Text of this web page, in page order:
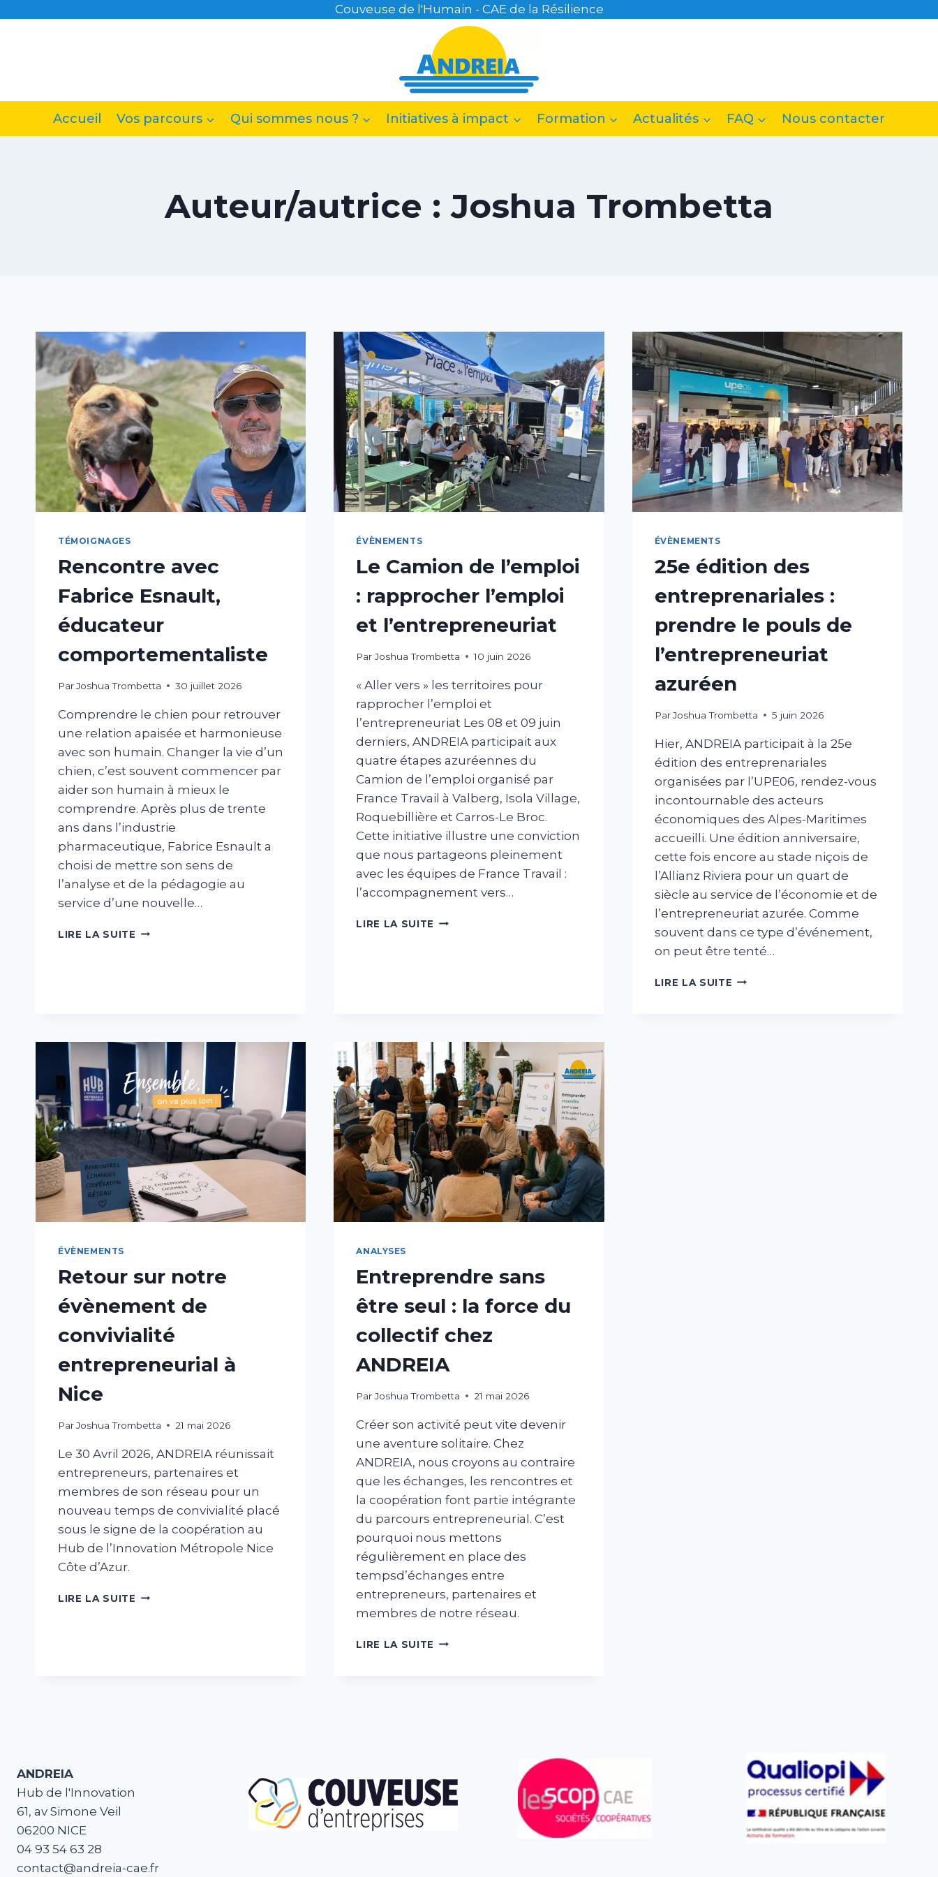
Couveuse de l'Humain - CAE de la Résilience
Accueil Vos parcours Qui sommes nous ? Initiatives à impact Formation Actualités FAQ Nous contacter
Auteur/autrice : Joshua Trombetta
TÉMOIGNAGES
Rencontre avec
Fabrice Esnault,
éducateur
comportementaliste
ParJoshua Trombetta 30 juillet 2026
Comprendre le chien pour retrouver
une relation apaisée et harmonieuse
avec son humain. Changer la vie d’un
chien, c’est souvent commencer par
aider son humain à mieux le
comprendre. Après plus de trente
ans dans l’industrie
pharmaceutique, Fabrice Esnault a
choisi de mettre son sens de
l’analyse et de la pédagogie au
service d’une nouvelle…
LIRE LA SUITE
ÉVÈNEMENTS
Le Camion de l’emploi
: rapprocher l’emploi
et l’entrepreneuriat
Par Joshua Trombetta 10 juin 2026
« Aller vers » les territoires pour
rapprocher l’emploi et
l’entrepreneuriat Les 08 et 09 juin
derniers, ANDREIA participait aux
quatre étapes azuréennes du
Camion de l’emploi organisé par
France Travail à Valberg, Isola Village,
Roquebillière et Carros-Le Broc.
Cette initiative illustre une conviction
que nous partageons pleinement
avec les équipes de France Travail :
l’accompagnement vers…
LIRE LA SUITE
ÉVÈNEMENTS
25e édition des
entreprenariales :
prendre le pouls de
l’entrepreneuriat
azuréen
ParJoshua Trombetta 5 juin 2026
Hier, ANDREIA participait à la 25e
édition des entreprenariales
organisées par l’UPE06, rendez-vous
incontournable des acteurs
économiques des Alpes-Maritimes
accueilli. Une édition anniversaire,
cette fois encore au stade niçois de
l’Allianz Riviera pour un quart de
siècle au service de l’économie et de
l’entrepreneuriat azurée. Comme
souvent dans ce type d’événement,
on peut être tenté…
LIRE LA SUITE
ÉVÈNEMENTS
Retour sur notre
évènement de
convivialité
entrepreneurial à
Nice
ParJoshua Trombetta 21 mai 2026
Le 30 Avril 2026, ANDREIA réunissait
entrepreneurs, partenaires et
membres de son réseau pour un
nouveau temps de convivialité placé
sous le signe de la coopération au
Hub de l’Innovation Métropole Nice
Côte d’Azur.
LIRE LA SUITE
ANALYSES
Entreprendre sans
être seul : la force du
collectif chez
ANDREIA
Par Joshua Trombetta 21 mai 2026
Créer son activité peut vite devenir
une aventure solitaire. Chez
ANDREIA, nous croyons au contraire
que les échanges, les rencontres et
la coopération font partie intégrante
du parcours entrepreneurial. C’est
pourquoi nous mettons
régulièrement en place des
tempsd’échanges entre
entrepreneurs, partenaires et
membres de notre réseau.
LIRE LA SUITE
ANDREIA
Hub de l'Innovation
61, av Simone Veil
06200 NICE
04 93 54 63 28
contact@andreia-cae.fr